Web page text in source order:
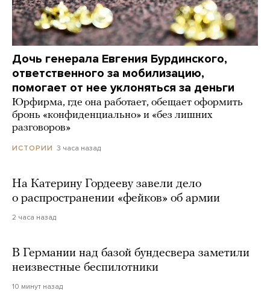
Дочь генерала Евгения Бурдинского,
ответственного за мобилизацию,
помогает от нее уклоняться за деньги
Юрфирма, где она работает, обещает оформить
бронь «конфиденциально» и «без лишних
разговоров»
ИСТОРИИ 3 часа назад
На Катерину Гордееву завели дело
о распространении «фейков» об армии
2 часа назад
В Германии над базой бундесвера заметили
неизвестные беспилотники
10 минут назад